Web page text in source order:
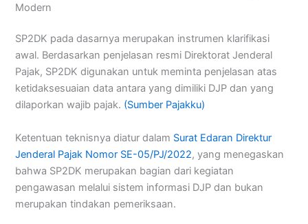
Modern
SP2DK pada dasarnya merupakan instrumen klarifikasi
awal. Berdasarkan penjelasan resmi Direktorat Jenderal
Pajak, SP2DK digunakan untuk meminta penjelasan atas
ketidaksesuaian data antara yang dimiliki DJP dan yang
dilaporkan wajib pajak. (Sumber Pajakku)
Ketentuan teknisnya diatur dalam Surat Edaran Direktur
Jenderal Pajak Nomor SE-05/PJ/2022, yang menegaskan
bahwa SP2DK merupakan bagian dari kegiatan
pengawasan melalui sistem informasi DJP dan bukan
merupakan tindakan pemeriksaan.